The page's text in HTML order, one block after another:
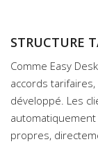
STRUCTURE
Comme Easy
accords
développé. Les
propres,